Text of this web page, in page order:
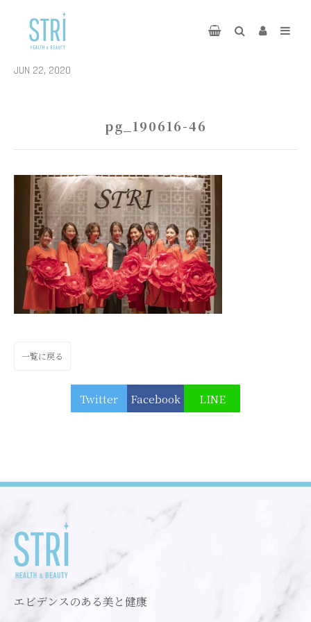
JUN 22, 2020
pg_190616-46
一覧に戻る
Twitter Facebook LINE
エビデンスのある美と健康